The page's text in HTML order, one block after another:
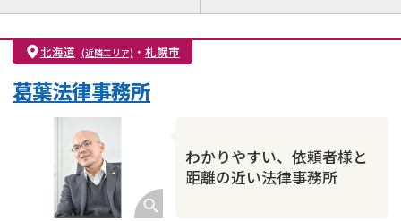
離婚前相談
離婚調停
離婚裁判
親権・面会交流権
DV
モラハラ
不貞・不倫慰謝料請求
国際離婚
財産分与
北海道 (近隣エリア) ・ 札幌市
わかりやすい、依頼者様と
距離の近い法律事務所
葛葉法律事務所